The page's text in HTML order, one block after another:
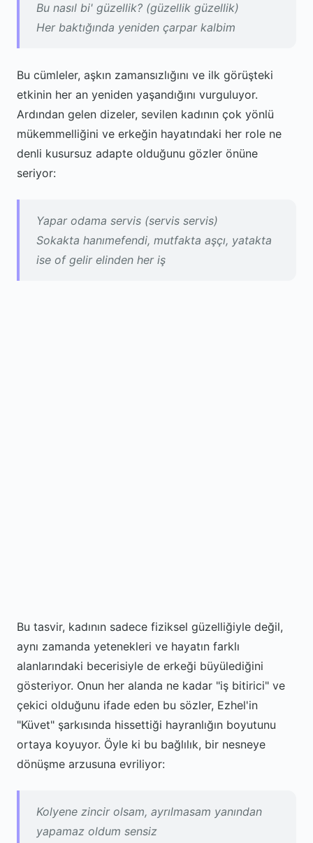
Bu nasıl bi' güzellik? (güzellik güzellik)
Her baktığında yeniden çarpar kalbim
Bu cümleler, aşkın zamansızlığını ve ilk görüşteki
etkinin her an yeniden yaşandığını vurguluyor.
Ardından gelen dizeler, sevilen kadının çok yönlü
mükemmelliğini ve erkeğin hayatındaki her role ne
denli kusursuz adapte olduğunu gözler önüne
seriyor:
Yapar odama servis (servis servis)
Sokakta hanımefendi, mutfakta aşçı, yatakta
ise of gelir elinden her iş
Bu tasvir, kadının sadece fiziksel güzelliğiyle değil,
aynı zamanda yetenekleri ve hayatın farklı
alanlarındaki becerisiyle de erkeği büyülediğini
gösteriyor. Onun her alanda ne kadar "iş bitirici" ve
çekici olduğunu ifade eden bu sözler, Ezhel'in
"Küvet" şarkısında hissettiği hayranlığın boyutunu
ortaya koyuyor. Öyle ki bu bağlılık, bir nesneye
dönüşme arzusuna evriliyor:
Kolyene zincir olsam, ayrılmasam yanından
yapamaz oldum sensiz